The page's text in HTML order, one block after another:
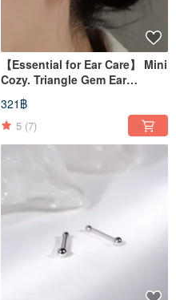
【Essential for Ear Care】 Mini
Cozy. Triangle Gem Ear
Huggers
321฿
5 (7)